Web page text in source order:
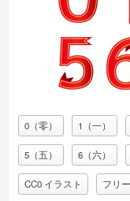
0（零） 1（一）
5（五） 6（六）
CC0 イラスト フリ